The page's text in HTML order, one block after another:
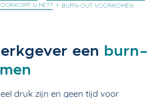
U HET?
BURN-OUT VOORKOMEN
een burn-
druk zijn en geen tijd voor